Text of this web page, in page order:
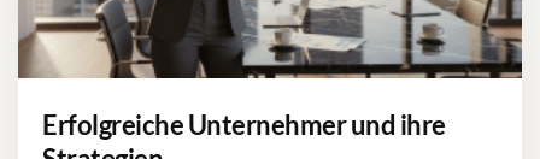
Erfolgreiche Unternehmer und ihre